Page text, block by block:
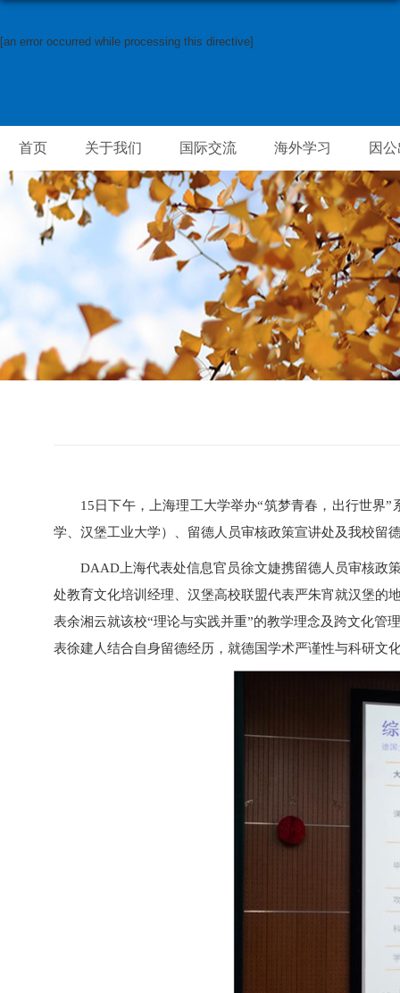
[an error occurred while processing this directive]
首页 关于我们 国际交流 海外学习 因
15日下午，上海理工大学举办“筑梦青春，出行世界
学、汉堡工业大学）、留德人员审核政策宣讲处及我校留
DAAD上海代表处信息官员徐文婕携留德人员审核政
处教育文化培训经理、汉堡高校联盟代表严朱宵就汉堡的
表余湘云就该校“理论与实践并重”的教学理念及跨文化管
表徐建人结合自身留德经历，就德国学术严谨性与科研文